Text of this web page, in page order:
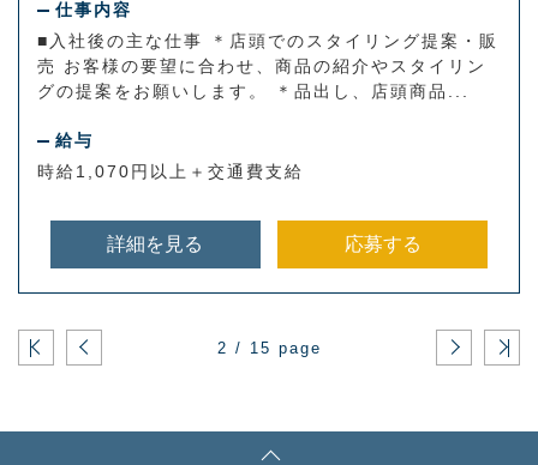
仕事内容
■入社後の主な仕事 ＊店頭でのスタイリング提案・販
売 お客様の要望に合わせ、商品の紹介やスタイリン
グの提案をお願いします。 ＊品出し、店頭商品...
給与
時給1,070円以上＋交通費支給
詳細を見る 応募する
2 / 15 page